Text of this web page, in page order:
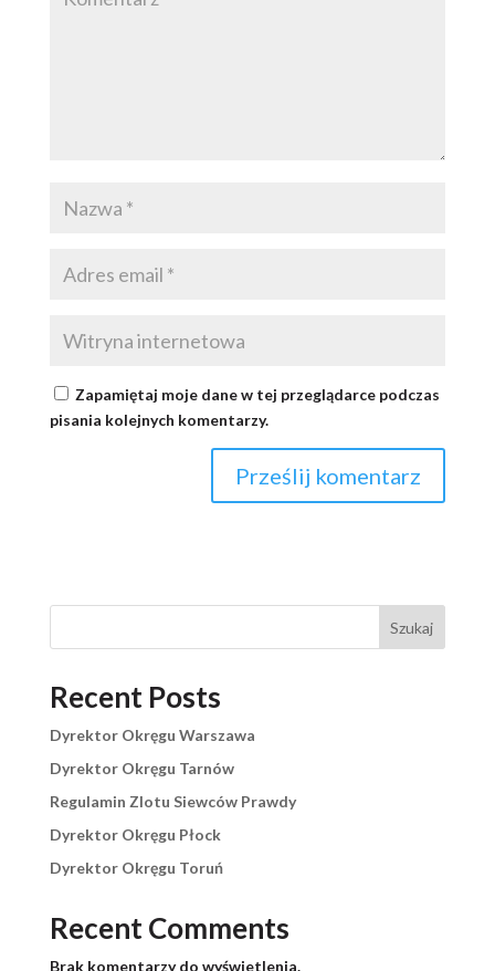
Zapamiętaj moje dane w tej przeglądarce podczas
pisania kolejnych komentarzy.
Szukaj
Recent Posts
Dyrektor Okręgu Warszawa
Dyrektor Okręgu Tarnów
Regulamin Zlotu Siewców Prawdy
Dyrektor Okręgu Płock
Dyrektor Okręgu Toruń
Recent Comments
Brak komentarzy do wyświetlenia.